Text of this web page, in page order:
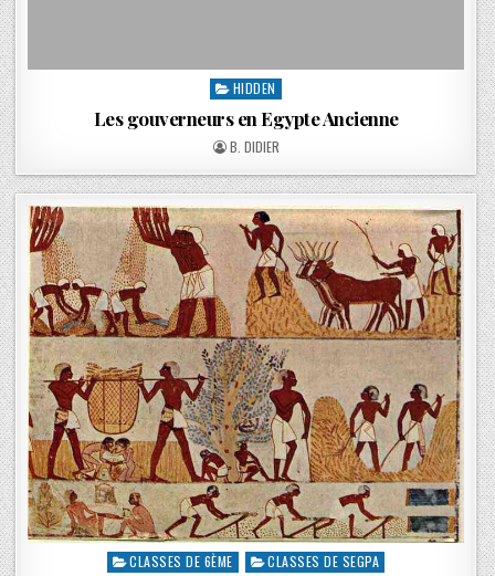
HIDDEN
Les gouverneurs en Egypte Ancienne
B. DIDIER
CLASSES DE 6ÈME CLASSES DE SEGPA